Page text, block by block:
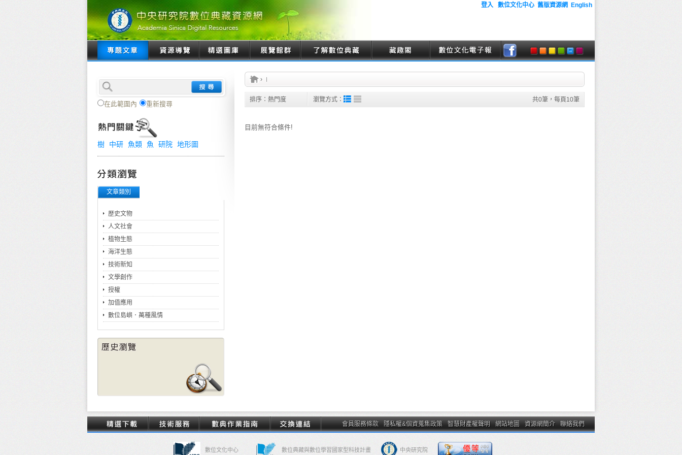
登入 數位文化中心 舊版資源網 English
在此範圍內 重新搜尋
樹 中研 魚類 魚 研院 地形圖
文章類別
歷史文物
人文社會
植物生態
海洋生態
技術新知
文學創作
授權
加值應用
數位島嶼．萬種風情
›
排序： 熱門度 瀏覽方式： 共0筆，每頁 10筆
目前無符合條件!
會員服務條款 隱私權&個資蒐集政策 智慧財產權聲明 網站地圖 資源網簡介 聯絡我們
數位文化中心 數位典藏與數位學習國家型科技計畫 中央研究院